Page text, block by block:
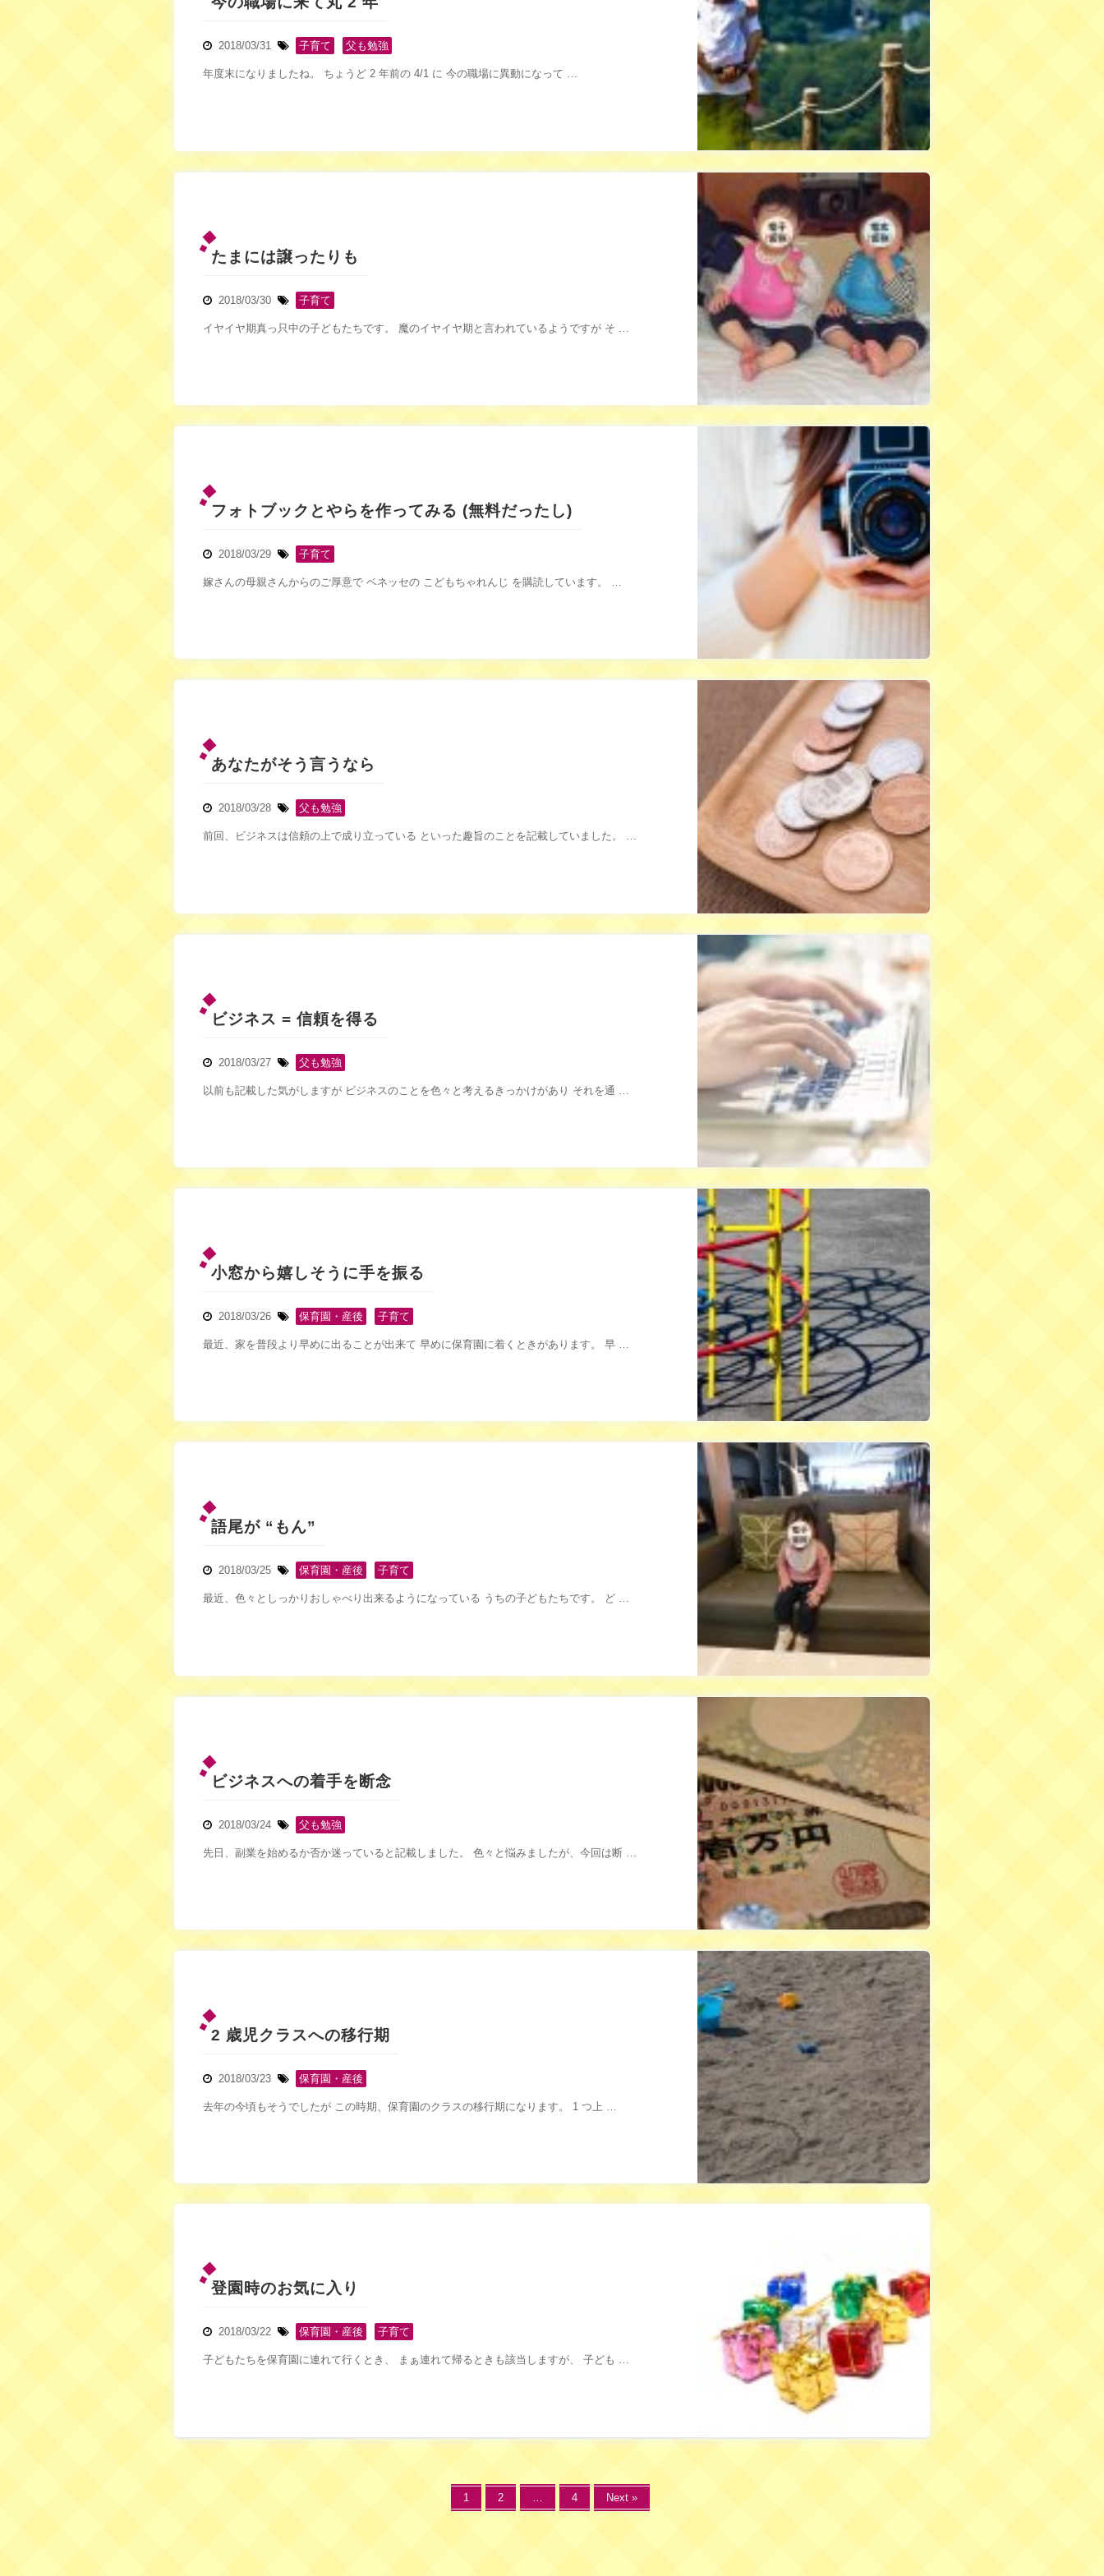
子育て 父も勉強
年度末になりましたね。 ちょうど 2 年前の 4/1 に 今の職場に異動になって …
たまには譲ったりも
子育て
イヤイヤ期真っ只中の子どもたちです。 魔のイヤイヤ期と言われているようですが そ …
フォトブックとやらを作ってみる (無料だったし)
子育て
嫁さんの母親さんからのご厚意で ベネッセの こどもちゃれんじ を購読しています。 …
あなたがそう言うなら
父も勉強
前回、ビジネスは信頼の上で成り立っている といった趣旨のことを記載していました。 …
ビジネス = 信頼を得る
父も勉強
以前も記載した気がしますが ビジネスのことを色々と考えるきっかけがあり それを通 …
小窓から嬉しそうに手を振る
保育園・産後 子育て
最近、家を普段より早めに出ることが出来て 早めに保育園に着くときがあります。 早 …
語尾が “もん”
保育園・産後 子育て
最近、色々としっかりおしゃべり出来るようになっている うちの子どもたちです。 ど …
ビジネスへの着手を断念
父も勉強
先日、副業を始めるか否か迷っていると記載しました。 色々と悩みましたが、今回は断 …
2 歳児クラスへの移行期
保育園・産後
去年の今頃もそうでしたが この時期、保育園のクラスの移行期になります。 1 つ上 …
登園時のお気に入り
保育園・産後 子育て
子どもたちを保育園に連れて行くとき、 まぁ連れて帰るときも該当しますが、 子ども …
1 2 4 Next »